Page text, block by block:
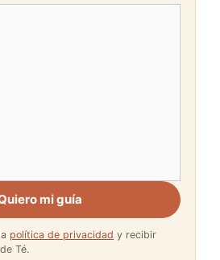
mi guía
política de privacidad y recibir
Té.